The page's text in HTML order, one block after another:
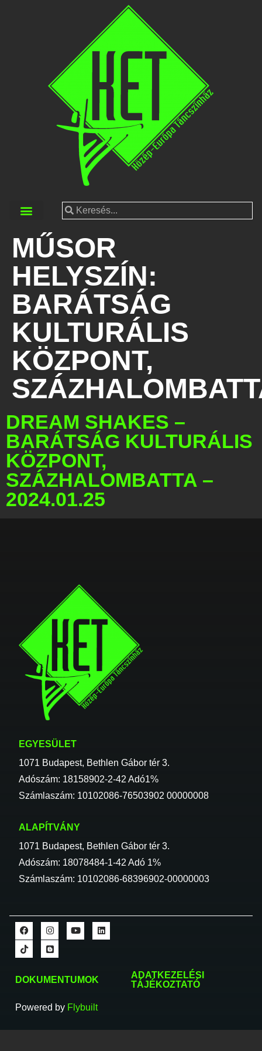
MŰSOR
HELYSZÍN:
BARÁTSÁG
KULTURÁLIS
KÖZPONT,
DREAM SHAKES –
BARÁTSÁG KULTURÁLIS
KÖZPONT,
SZÁZHALOMBATTA –
2024.01.25
EGYESÜLET
1071 Budapest, Bethlen Gábor tér 3.
Adószám: 18158902-2-42 Adó1%
Számlaszám: 10102086-76503902 00000008
ALAPÍTVÁNY
1071 Budapest, Bethlen Gábor tér 3.
Adószám: 18078484-1-42 Adó 1%
Számlaszám: 10102086-68396902-00000003
DOKUMENTUMOK
ADATKEZELÉSI
TÁJÉKOZTATÓ
Powered by Flybuilt